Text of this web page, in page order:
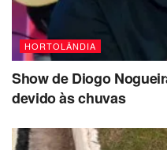
HORTOLÂNDIA
Show de Diogo
devido às chuvas